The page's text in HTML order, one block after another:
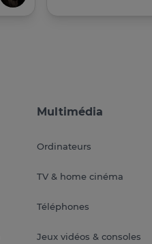
Multimédia
Ordinateurs
TV & home cinéma
Téléphones
Jeux vidéos & consoles